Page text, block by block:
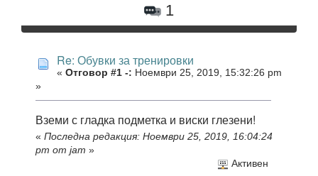
1
Re: Обувки за тренировки
« Отговор #1 -: Ноември 25, 2019, 15:32:26 pm
»
Вземи с гладка подметка и виски глезени!
« Последна редакция: Ноември 25, 2019, 16:04:24
pm от jam »
Активен